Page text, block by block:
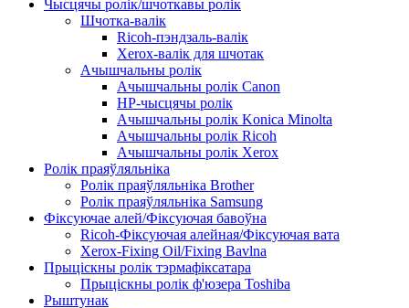
Чысцячы ролік/шчоткавы ролік
Шчотка-валік
Ricoh-пэндзаль-валік
Xerox-валік для шчотак
Ачышчальны ролік
Ачышчальны ролік Canon
HP-чысцячы ролік
Ачышчальны ролік Konica Minolta
Ачышчальны ролік Ricoh
Ачышчальны ролік Xerox
Ролік праяўляльніка
Ролік праяўляльніка Brother
Ролік праяўляльніка Samsung
Фіксуючае алей/Фіксуючая бавоўна
Ricoh-Фіксуючая алейная/Фіксуючая вата
Xerox-Fixing Oil/Fixing Bavlna
Прыціскны ролік тэрмафіксатара
Прыціскны ролік ф'юзера Toshiba
Рыштунак